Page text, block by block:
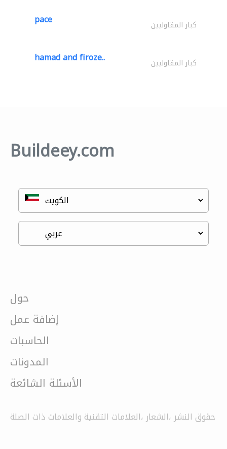
pace كبار المقاوليين
hamad and firoze.. كبار المقاوليين
Buildeey.com
حول
إضافة عمل
الحاسبات
المدونات
الأسئلة الشائعة
حقوق النشر ،الشعار ،العلامات التقنية والعلامات ذات الصلة